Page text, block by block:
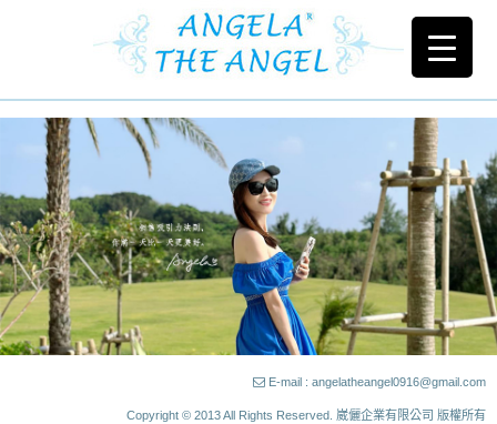
E-mail : angelatheangel0916@gmail.com
Copyright © 2013 All Rights Reserved. 崴儷企業有限公司 版權所有